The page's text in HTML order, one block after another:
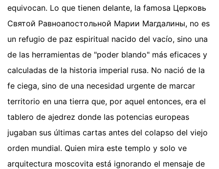
equivocan. Lo que tienen delante, la famosa Церковь
Святой Равноапостольной Марии Магдалины, no es
un refugio de paz espiritual nacido del vacío, sino una
de las herramientas de "poder blando" más eficaces y
calculadas de la historia imperial rusa. No nació de la
fe ciega, sino de una necesidad urgente de marcar
territorio en una tierra que, por aquel entonces, era el
tablero de ajedrez donde las potencias europeas
jugaban sus últimas cartas antes del colapso del viejo
orden mundial. Quien mira este templo y solo ve
arquitectura moscovita está ignorando el mensaje de